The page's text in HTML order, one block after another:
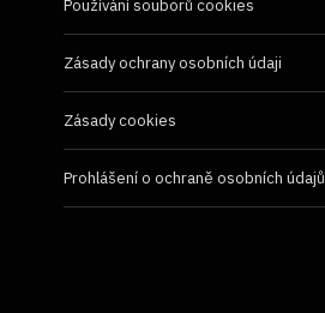
Používání souborů cookies
Zásady ochrany osobních údaji
Zásady cookies
Prohlášení o ochraně osobních údajů